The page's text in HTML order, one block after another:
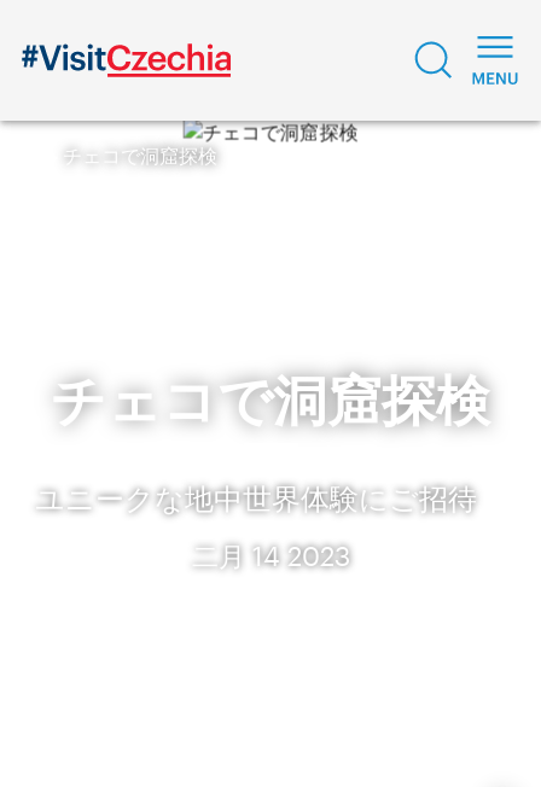
チェコで洞窟探検
チェコで洞窟探検
ユニークな地中世界体験にご招待
二月 14 2023